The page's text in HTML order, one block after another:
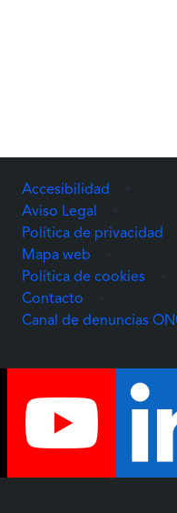
Accesibilidad
Aviso Legal
Política de privacidad
Mapa web
Política de cookies
Contacto
Canal de denuncias